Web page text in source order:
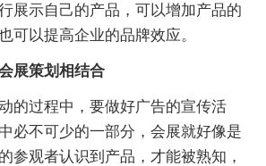
展示自己的产品，可以增加产品的
可以提高企业的品牌效应。
展策划相结合
过程中，要做好广告的宣传活
必不可少的一部分，会展就好像是
参观者认识到产品，才能被熟知，